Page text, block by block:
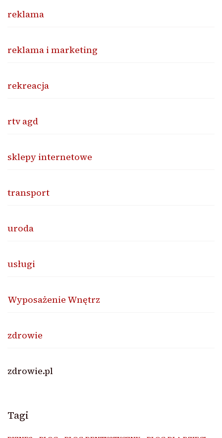
reklama
reklama i marketing
rekreacja
rtv agd
sklepy internetowe
transport
uroda
usługi
Wyposażenie Wnętrz
zdrowie
zdrowie.pl
Tagi